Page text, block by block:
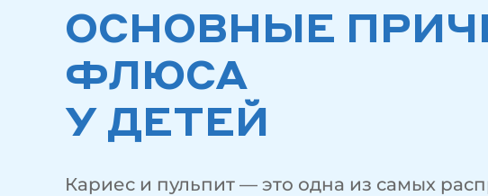
ОСНОВНЫЕ
ФЛЮСА
У ДЕТЕЙ
Кариес и пульпит — это одна из самых